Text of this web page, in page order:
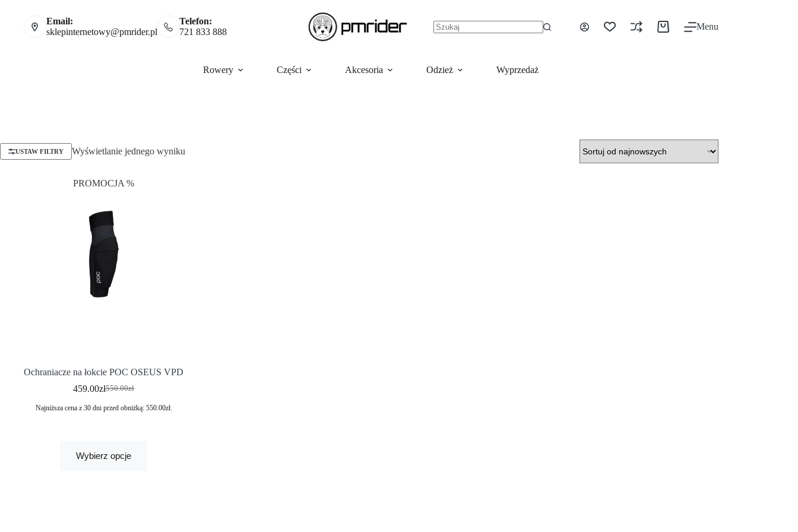
Email:
sklepinternetowy@pmrider.pl
Telefon:
721 833 888
Menu
Rowery Części Akcesoria Odzież Wyprzedaż
USTAW FILTRY Wyświetlanie jednego wyniku
PROMOCJA %
Ochraniacze na łokcie POC OSEUS VPD
550.00zł
459.00zł
Najniższa cena z 30 dni przed obniżką: 550.00zł.
Wybierz opcje